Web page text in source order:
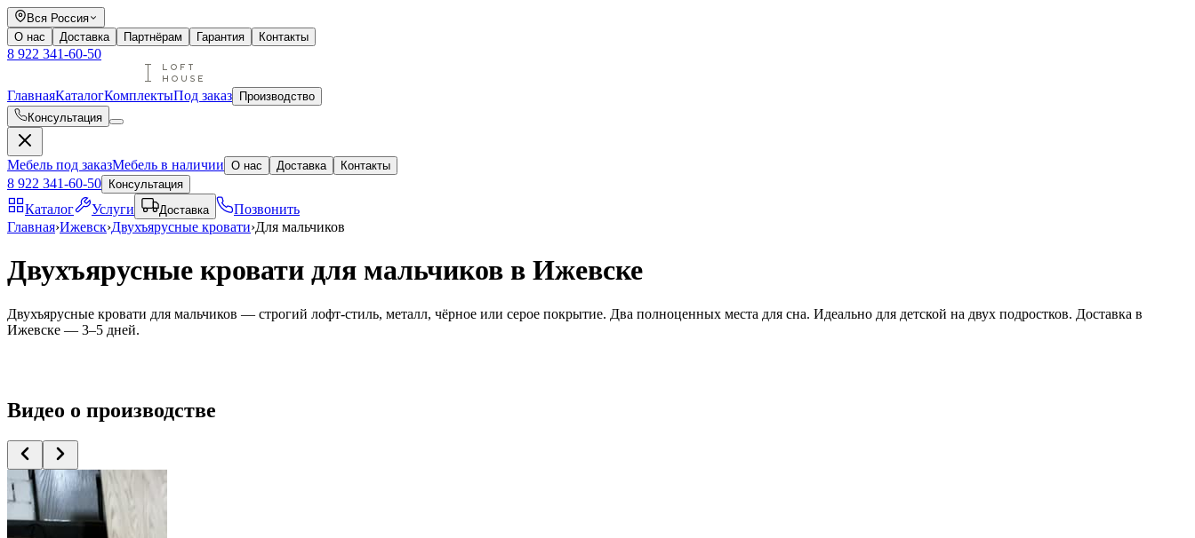
Вся Россия
О нас
Доставка Партнёрам Гарантия Контакты
8 922 341-60-50
ГлавнаяКаталогКомплектыПод заказ
Производство
Консультация
Мебель под заказМебель в наличии О нас Доставка Контакты
8 922 341-60-50 Консультация
Каталог Услуги Доставка
Позвонить
Главная›Ижевск›Двухъярусные кровати›Для мальчиков
Двухъярусные кровати для мальчиков в Ижевске
Двухъярусные кровати для мальчиков — строгий лофт-стиль, металл, чёрное или серое покрытие. Два полноценных места для сна. Идеально для детской на двух подростков. Доставка в
Ижевске — 3–5 дней.
Видео о производстве